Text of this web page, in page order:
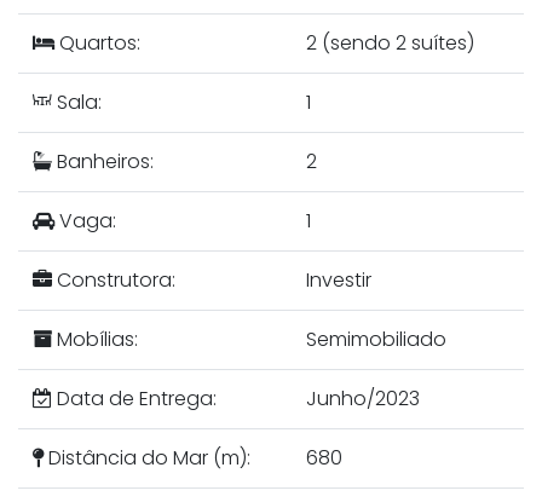
Quartos: 2 (sendo 2 suítes)
Sala: 1
Banheiros: 2
Vaga: 1
Construtora: Investir
Mobílias: Semimobiliado
Data de Entrega: Junho/2023
Distância do Mar (m): 680